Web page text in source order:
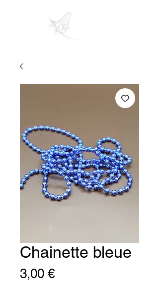
Chainette bleue
3,00 €Precio